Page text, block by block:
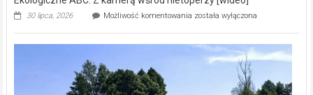
30 lipca, 2026 Możliwość komentowania Ekologiczne
kamerą
wśród
została wyłączona